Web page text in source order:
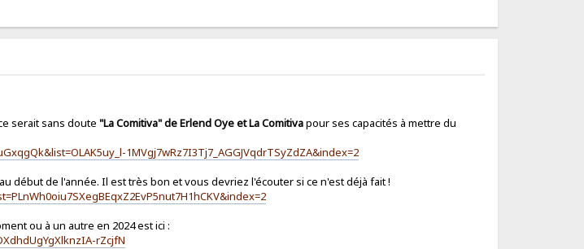
serait sans doute "La Comitiva" de Erlend Oye et La Comitivapour ses capacités à mettre du
1MVgj7wRz7I3Tj7_AGGJVqdrTSyZdZA&index=2
début de l'année. Il est très bon et vous devriez l'écouter si ce n'est déjà fait !
ou à un autre en 2024 est ici :
rZcjfN